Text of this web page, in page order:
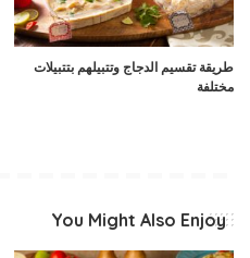
طريقة تقسيم الدجاج وتتبيلهم بتتبيلات
مختلفة
You Might Also Enjoy